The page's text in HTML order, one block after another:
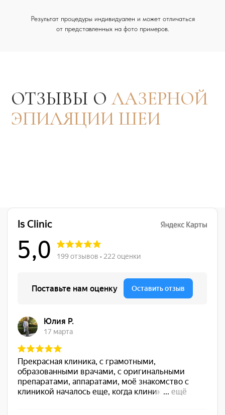
Результат процедуры индивидуален и может отличаться
от представленных на фото примеров.